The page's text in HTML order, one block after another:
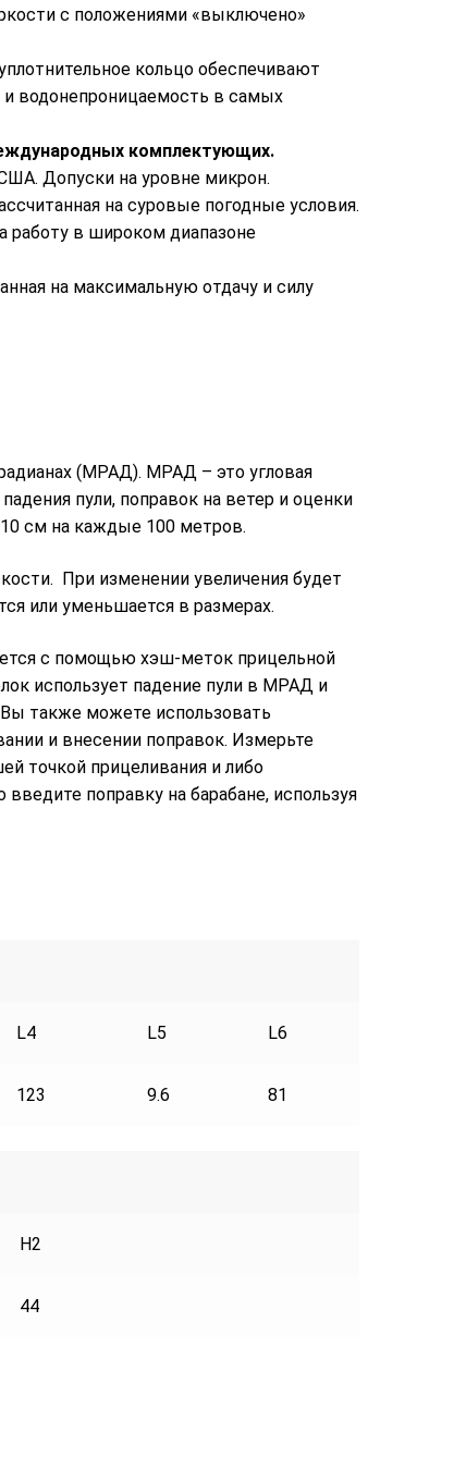
с положениями «выключено»
кольцо обеспечивают
и водонепроницаемость в самых
комплектующих.
Допуски на уровне микрон.
на суровые погодные условия.
работу в широком диапазоне
на максимальную отдачу и силу
(МРАД). МРАД – это угловая
пули, поправок на ветер и оценки
см на каждые 100 метров.
При изменении увеличения будет
или уменьшается в размерах.
с помощью хэш-меток прицельной
использует падение пули в МРАД и
также можете использовать
и внесении поправок. Измерьте
точкой прицеливания и либо
поправку на барабане, используя
L4 L5 L6
123 9.6 81
H2
44